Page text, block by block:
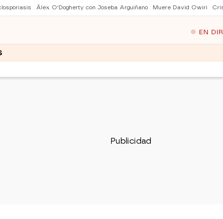
Álex O'Dogherty con Joseba Arguiñano Muere David Owiri
EN